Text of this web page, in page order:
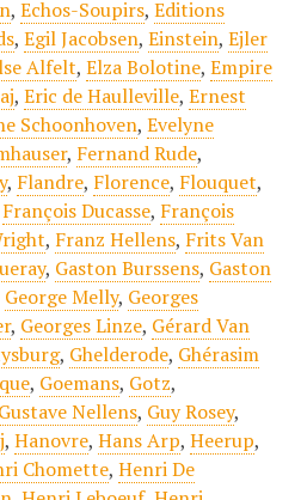
, Echos-Soupirs, Editions
, Egil Jacobsen, Einstein, Ejler
Alfelt, Elza Bolotine, Empire
, Eric de Haulleville, Ernest
Schoonhoven, Evelyne
, Fernand Rude,
, Flandre, Florence, Flouquet,
François Ducasse, François
, Franz Hellens, Frits Van
, Gaston Burssens, Gaston
George Melly, Georges
, Georges Linze, Gérard Van
, Ghelderode, Ghérasim
, Goemans, Gotz,
Gustave Nellens, Guy Rosey,
, Hanovre, Hans Arp, Heerup,
Chomette, Henri De